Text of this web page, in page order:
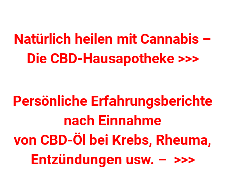
Natürlich heilen mit Cannabis –
Die CBD-Hausapotheke >>>
Persönliche Erfahrungsberichte
nach Einnahme
von CBD-Öl bei Krebs, Rheuma,
Entzündungen usw. – >>>